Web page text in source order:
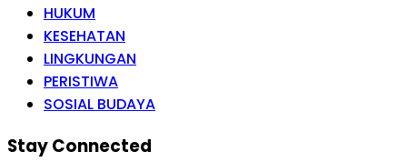
HUKUM
KESEHATAN
LINGKUNGAN
PERISTIWA
SOSIAL BUDAYA
Stay Connected